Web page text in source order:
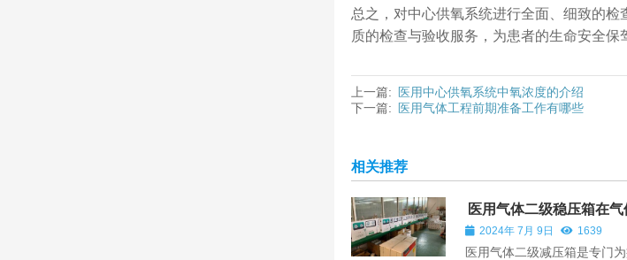
总之，对中心供氧系统进行全面、细致的
质的检查与验收服务，为患者的生命安全保
上一篇:
医用中心供氧系统中氧浓度的介绍
下一篇:
医用气体工程前期准备工作有哪些
相关推荐
医用气体二级稳压箱在
2024年 7月 9日 1639
医用气体二级减压箱是专门